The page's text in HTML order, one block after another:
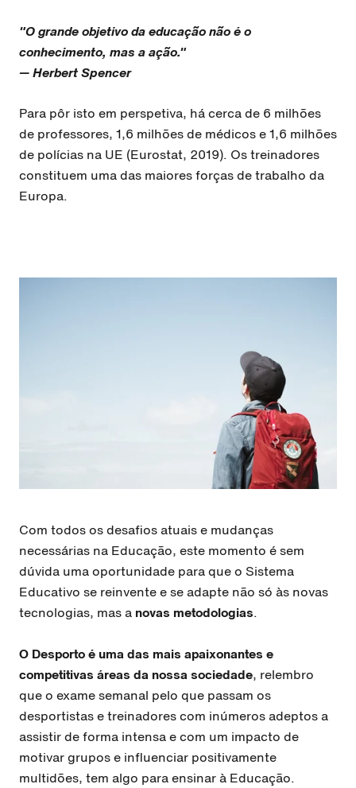
"O grande objetivo da educação não é o
conhecimento, mas a ação."
— Herbert Spencer
Para pôr isto em perspetiva, há cerca de 6 milhões
de professores, 1,6 milhões de médicos e 1,6 milhões
de polícias na UE (Eurostat, 2019). Os treinadores
constituem uma das maiores forças de trabalho da
Europa.
Com todos os desafios atuais e mudanças
necessárias na Educação, este momento é sem
dúvida uma oportunidade para que o Sistema
Educativo se reinvente e se adapte não só às novas
tecnologias, mas a novas metodologias.
O Desporto é uma das mais apaixonantes e
competitivas áreas da nossa sociedade, relembro
que o exame semanal pelo que passam os
desportistas e treinadores com inúmeros adeptos a
assistir de forma intensa e com um impacto de
motivar grupos e influenciar positivamente
multidões, tem algo para ensinar à Educação.